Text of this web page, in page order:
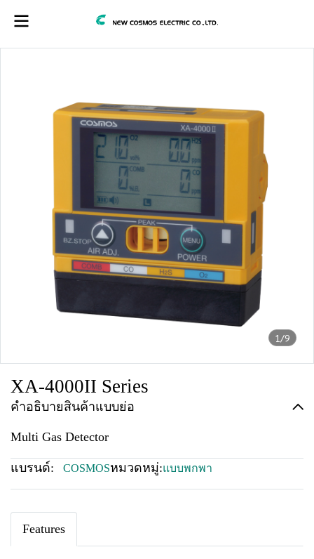
1/9
XA-4000II Series
คำอธิบายสินค้าแบบย่อ
Multi Gas Detector
แบรนด์: COSMOSหมวดหมู่:แบบพกพา
Features